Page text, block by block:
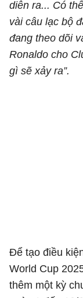
diễn ra... Có
vài câu lạc bộ
đang theo dõi
Ronaldo cho
gì sẽ xảy ra”.
Để tạo điều
World Cup
thêm một kỳ